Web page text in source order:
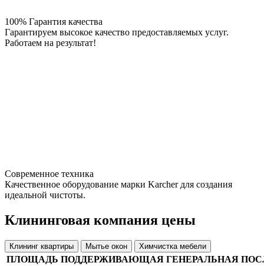
100% Гарантия качества
Гарантируем высокое качество предоставляемых услуг.
Работаем на результат!
Современное техника
Качественное оборудование марки Karcher для создания
идеальной чистоты.
Клининговая компания цены
Клининг квартиры Мытье окон Химчистка мебели
ПЛОЩАДЬ ПОДДЕРЖИВАЮЩАЯ ГЕНЕРАЛЬНАЯ